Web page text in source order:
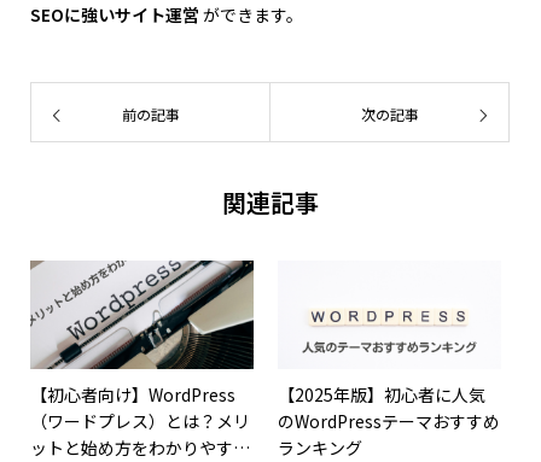
SEOに強いサイト運営 ができます。
前の記事 次の記事
関連記事
【初心者向け】WordPress
（ワードプレス）とは？メリ
ットと始め方をわかりやすく
【2025年版】初心者に人気
のWordPressテーマおすすめ
ランキング